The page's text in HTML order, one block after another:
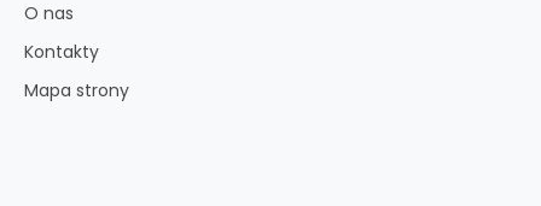
O nas
Kontakty
Mapa strony